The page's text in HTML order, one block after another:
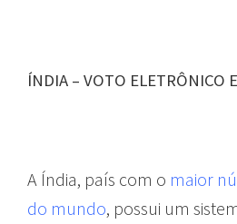
ÍNDIA – VOTO ELETRÔNICO
A Índia, país com o maior
do mundo, possui um